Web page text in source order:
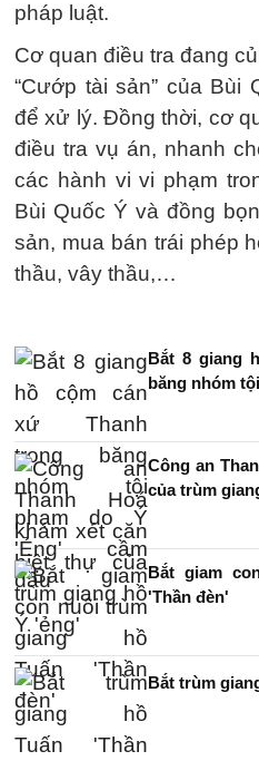
pháp luật.
Cơ quan điều tra đang
“Cướp tài sản” của Bùi
để xử lý. Đồng thời, cơ
điều tra vụ án, nhanh
các hành vi vi phạm
Bùi Quốc Ý và đồng
sản, mua bán trái phép
thầu, vây thầu,…
Bắt 8 giang
băng nhóm
Công an
của trùm
Bắt giam
'Thần đèn'
Bắt trùm